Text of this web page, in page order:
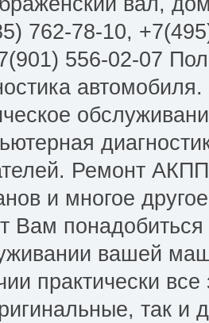
762-78-10,
556-02-07
Ремонт
и многое
Вам понадобиться
вашей
практически все
так и